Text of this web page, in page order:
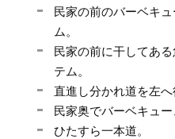
民家の前のバーベキ
ム。
民家の前に干してあ
テム。
直進し分かれ道を左へ
民家奥でバーベキュー
ひたすら一本道。